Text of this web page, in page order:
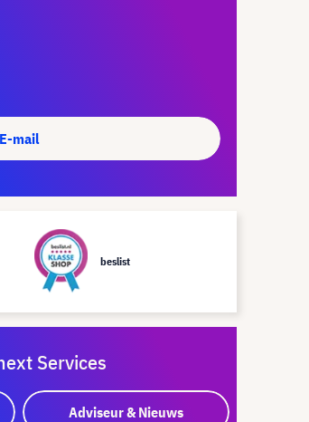
E-mail
beslist
Services
Adviseur & Nieuws